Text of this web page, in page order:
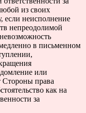
из своих
если неисполнение
непреодолимой
в письменном
или
Стороны права
как на
за